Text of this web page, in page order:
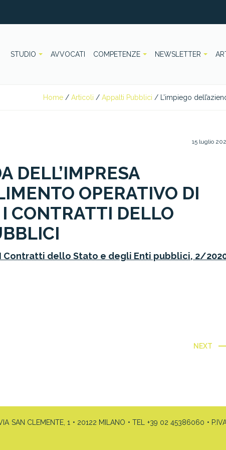
STUDIO AVVOCATI COMPETENZE NEWSLETTER
Home / Articoli / Appalti Pubblici / L’impiego
15 luglio
DELL’IMPRESA
OPERATIVO DI
CONTRATTI DELLO
Contratti dello Stato e degli Enti pubblici, 2/
NEXT
SAN CLEMENTE, 1 • 20122 MILANO • TEL +39 02 45386060 •